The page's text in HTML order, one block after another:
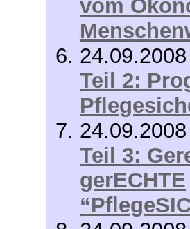
Teil 3:
gerECHTE
Teil 4:
ist nötig!